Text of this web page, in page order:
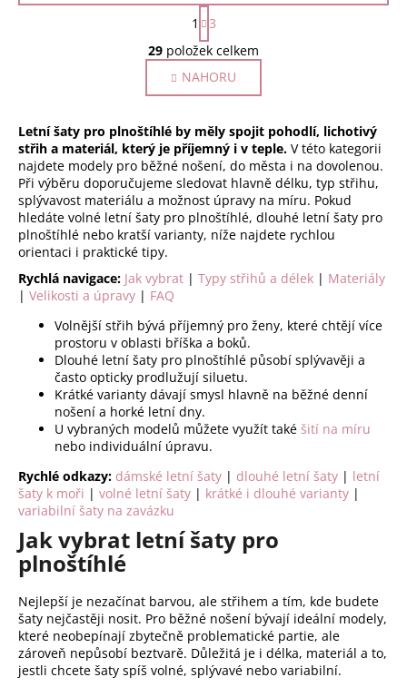
O
v
l
á
d
a
c
í
p
r
v
y
ý
p
i
s
u
S
t
r
á
n
k
v
á
n
í
1
3
29 položek celkem
NAHORU
Letní šaty pro plnoštíhlé by měly spojit pohodlí, lichotivý
střih a materiál, který je příjemný i v teple. V této kategorii
najdete modely pro běžné nošení, do města i na dovolenou.
Při výběru doporučujeme sledovat hlavně délku, typ střihu,
splývavost materiálu a možnost úpravy na míru. Pokud
hledáte volné letní šaty pro plnoštíhlé, dlouhé letní šaty pro
plnoštíhlé nebo kratší varianty, níže najdete rychlou
orientaci i praktické tipy.
Rychlá navigace: Jak vybrat | Typy střihů a délek | Materiály
| Velikosti a úpravy | FAQ
Volnější střih bývá příjemný pro ženy, které chtějí více
prostoru v oblasti bříška a boků.
Dlouhé letní šaty pro plnoštíhlé působí splývavěji a
často opticky prodlužují siluetu.
Krátké varianty dávají smysl hlavně na běžné denní
nošení a horké letní dny.
U vybraných modelů můžete využít také šití na míru
nebo individuální úpravu.
Rychlé odkazy: dámské letní šaty | dlouhé letní šaty | letní
šaty k moři | volné letní šaty | krátké i dlouhé varianty |
variabilní šaty na zavázku
Jak vybrat letní šaty pro
plnoštíhlé
Nejlepší je nezačínat barvou, ale střihem a tím, kde budete
šaty nejčastěji nosit. Pro běžné nošení bývají ideální modely,
které neobepínají zbytečně problematické partie, ale
zároveň nepůsobí beztvarě. Důležitá je i délka, materiál a to,
jestli chcete šaty spíš volné, splývavé nebo variabilní.